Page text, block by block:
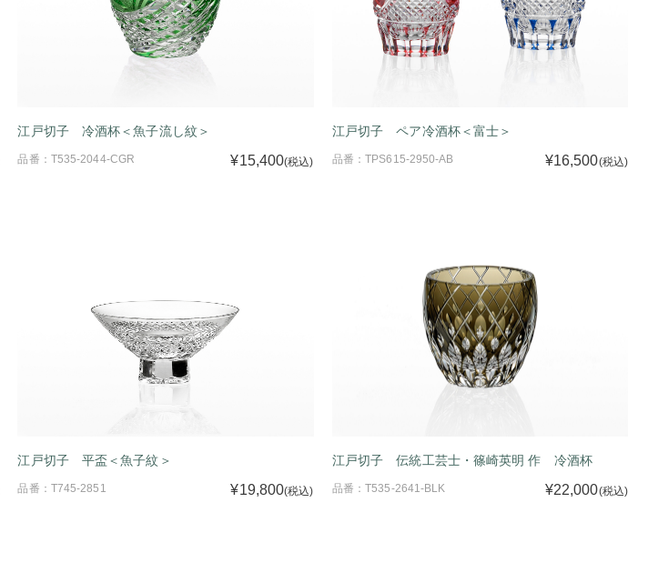
江戸切子 冷酒杯＜魚子流し紋＞
品番：T535-2044-CGR ¥15,400(税込)
江戸切子 ペア冷酒杯＜富士＞
品番：TPS615-2950-AB ¥16,500(税込)
江戸切子 平盃＜魚子紋＞
品番：T745-2851 ¥19,800(税込)
江戸切子 伝統工芸士・篠崎英明 作 冷酒杯
品番：T535-2641-BLK ¥22,000(税込)